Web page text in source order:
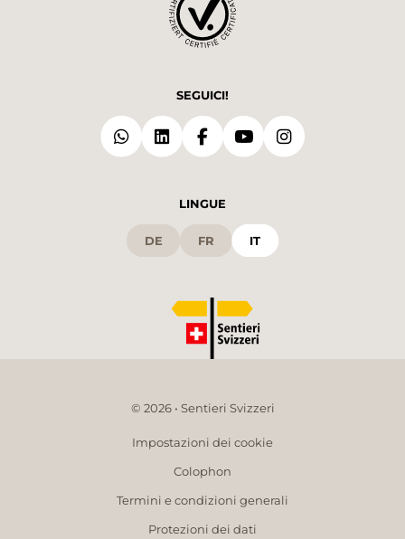
SEGUICI!
LINGUE
DE FR IT
© 2026 • Sentieri Svizzeri
Impostazioni dei cookie
Colophon
Termini e condizioni generali
Protezioni dei dati